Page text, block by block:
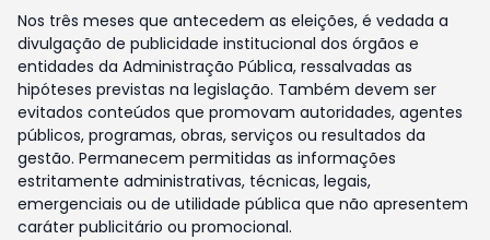
Nos três meses que antecedem as eleições, é vedada a
divulgação de publicidade institucional dos órgãos e
entidades da Administração Pública, ressalvadas as
hipóteses previstas na legislação. Também devem ser
evitados conteúdos que promovam autoridades, agentes
públicos, programas, obras, serviços ou resultados da
gestão. Permanecem permitidas as informações
estritamente administrativas, técnicas, legais,
emergenciais ou de utilidade pública que não apresentem
caráter publicitário ou promocional.